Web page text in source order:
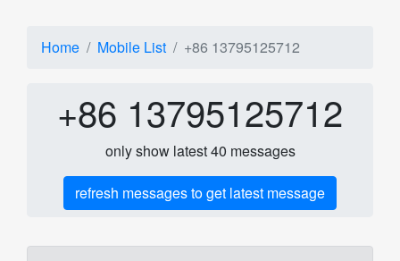
Home Mobile List +86 13795125712
+86 13795125712
only show latest 40 messages
refresh messages to get latest message